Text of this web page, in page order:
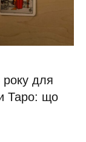
року для
Таро: що